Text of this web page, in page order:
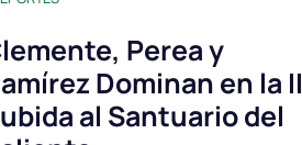
Perea y
Dominan en la II
al Santuario del